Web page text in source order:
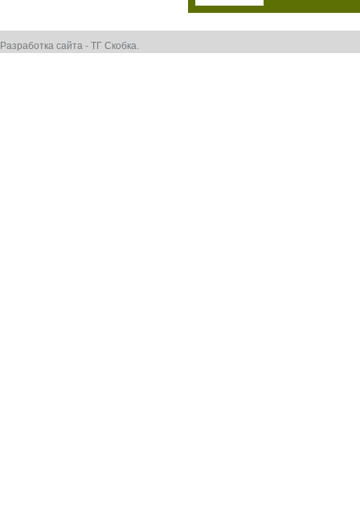
Разработка сайта - ТГ Скобка.